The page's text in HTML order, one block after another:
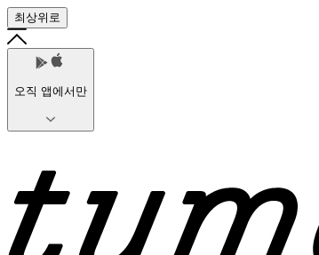
최상위로
오직 앱에서만